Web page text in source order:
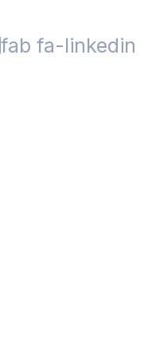
fab fa-linkedin